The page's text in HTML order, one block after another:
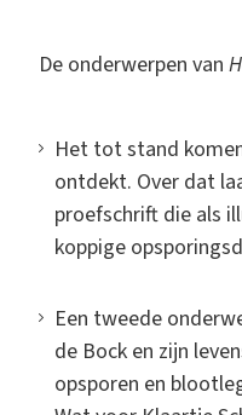
De onderwerpen van
Het tot stand
ontdekt. Over dat
proefschrift die als
koppige
Een tweede
de Bock en zijn
opsporen en